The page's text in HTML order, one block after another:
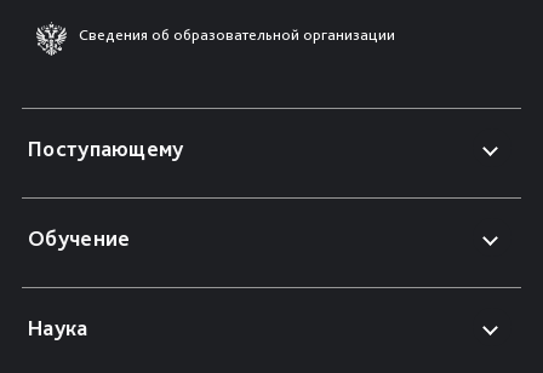
Сведения об образовательной организации
Поступающему
Обучение
Наука